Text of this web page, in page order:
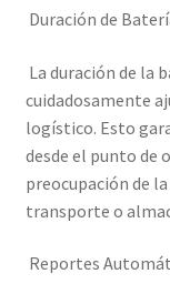
Duración de
La duración de la
cuidadosamente
logístico. Esto
desde el punto de
preocupación de
transporte o
Reportes